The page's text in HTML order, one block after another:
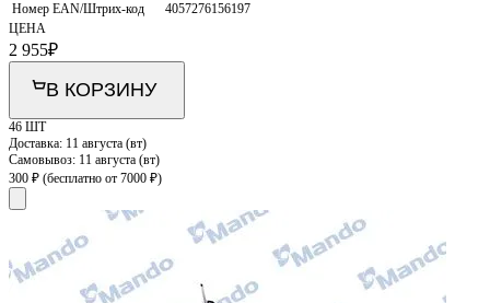
Номер EAN/Штрих-код
4057276156197
ЦЕНА
2 955₽
В КОРЗИНУ
46 ШТ
Доставка: 11 августа (вт)
Самовывоз: 11 августа (вт)
300 ₽ (бесплатно от 7000 ₽)